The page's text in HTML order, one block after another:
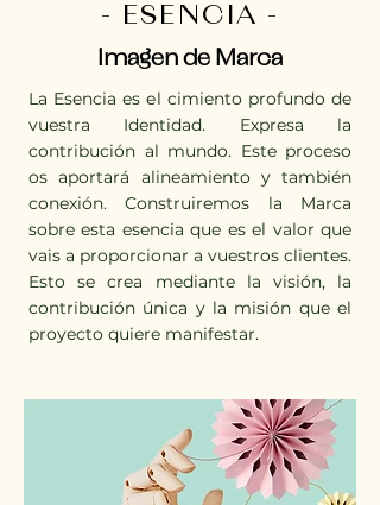
- ESENCIA -
Imagen de Marca
La Esencia es el cimiento profundo de
vuestra Identidad. Expresa la
contribución al mundo. Este proceso
os aportará alineamiento y también
conexión. Construiremos la Marca
sobre esta esencia que es el valor que
vais a proporcionar a vuestros clientes.
Esto se crea mediante la visión, la
contribución única y la misión que el
proyecto quiere manifestar.